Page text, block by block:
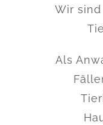
Wir
Als